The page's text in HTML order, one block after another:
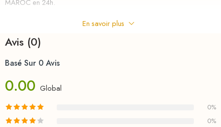
Parfum des filles Hermès, Twilly d’Hermès est un parfum audacieux
épicée et orientale. « C’est avec les jeunes femmes à l’esprit, en
observant leur vie, que j’ai créé Twilly d’Hermès. Libres, audacieuses,
connectées, espiègles et irrévérencieuses, elles renversent les
attentes, nagent à contre-courant, imposent leur propre rythme,
inventent un tout nouveau tempo. » – Christine Nagel C’est dans cet
esprit que Christine Nagel a composé Twilly d’Hermès. Le
gingembre, la tubéreuse et le bois de santal prennent une nouvelle
tournure. Combinés différemment, ils deviennent une épice brûlante,
En savoir plus
Avis (0)
Basé Sur 0 Avis
0.00 Global
0%
0%